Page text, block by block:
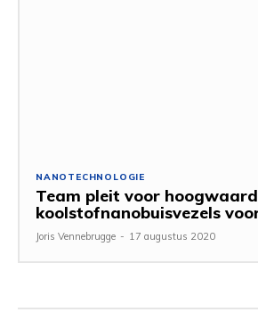
NANOTECHNOLOGIE
Team pleit voor
koolstofnanobuisvezels
Joris Vennebrugge - 17 augustus 2020